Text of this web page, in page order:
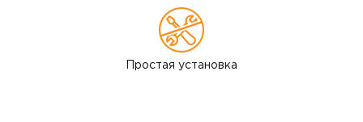
Простая установка